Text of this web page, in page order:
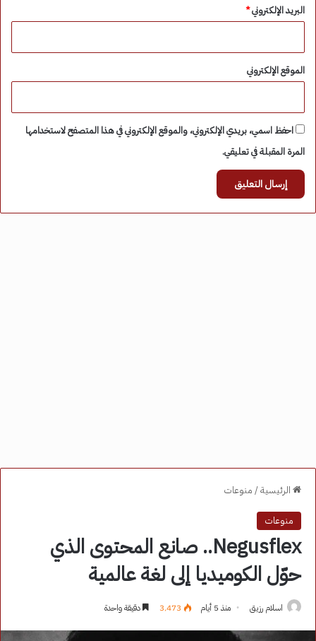
البريد الإلكتروني*
الموقع الإلكتروني
احفظ اسمي، بريدي الإلكتروني، والموقع الإلكتروني في هذا المتصفح لاستخدامها
المرة المقبلة في تعليقي.